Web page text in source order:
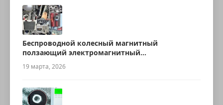
Беспроводной колесный магнитный
ползающий электромагнитный
ультразвуковой робот для измерения
толщины
19 марта, 2026